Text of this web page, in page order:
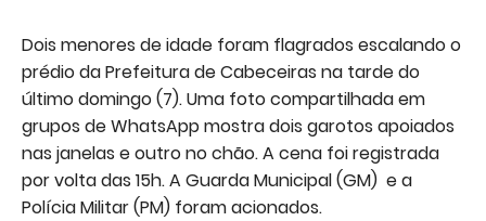
Dois menores de idade foram flagrados escalando o
prédio da Prefeitura de Cabeceiras na tarde do
último domingo (7). Uma foto compartilhada em
grupos de WhatsApp mostra dois garotos apoiados
nas janelas e outro no chão. A cena foi registrada
por volta das 15h. A Guarda Municipal (GM) e a
Polícia Militar (PM) foram acionados.